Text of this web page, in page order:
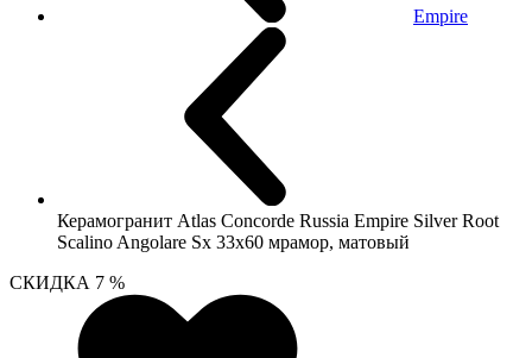
Empire
Керамогранит Atlas Concorde Russia Empire Silver Root
Scalino Angolare Sx 33x60 мрамор, матовый
СКИДКА 7 %